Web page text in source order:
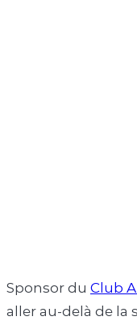
Sponsor du Club
aller au-delà de la